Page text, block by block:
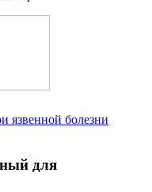
язвенной болезни
для